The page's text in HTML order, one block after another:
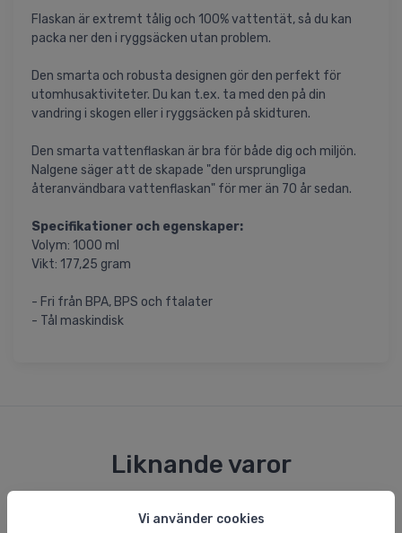
Vi använder cookies
Flaskan är extremt tålig och 100% vattentät, så du kan
packa ner den i ryggsäcken utan problem.
Den smarta och robusta designen gör den perfekt för
utomhusaktiviteter. Du kan t.ex. ta med den på din
vandring i skogen eller i ryggsäcken på skidturen.
Den smarta vattenflaskan är bra för både dig och miljön.
Nalgene säger att de skapade "den ursprungliga
återanvändbara vattenflaskan" för mer än 70 år sedan.
Specifikationer och egenskaper:
Volym: 1000 ml
Vikt: 177,25 gram
- Fri från BPA, BPS och ftalater
- Tål maskindisk
Liknande varor